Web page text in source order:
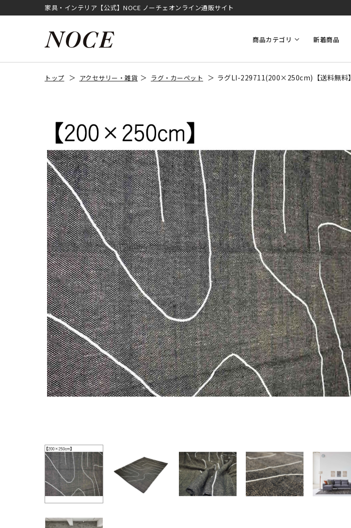
家具・インテリア【公式】NOCE ノーチェオンライン通販サイト
商品カテゴリ 新着商品
トップ アクセサリー・雑貨 ラグ・カーペット ラグLI-229711(200×250cm)【送料無料】